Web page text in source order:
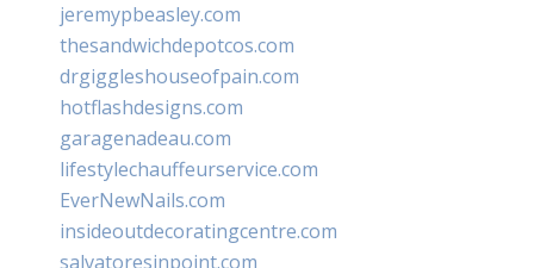
jeremypbeasley.com
thesandwichdepotcos.com
drgiggleshouseofpain.com
hotflashdesigns.com
garagenadeau.com
lifestylechauffeurservice.com
EverNewNails.com
insideoutdecoratingcentre.com
salvatoresinpoint.com